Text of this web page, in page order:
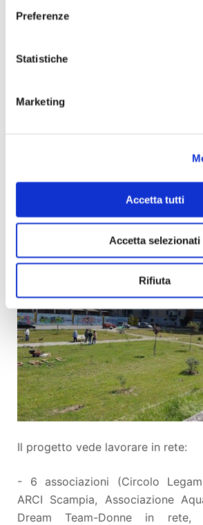
Preferenze
Statistiche
Marketing
Accetta tutti
Accetta selezionati
Rifiuta
cura di questo e di altri spazi verdi
Il progetto vede lavorare in rete:
- 6 associazioni (Circolo
ARCI Scampia, Associazione
Dream Team-Donne in rete,